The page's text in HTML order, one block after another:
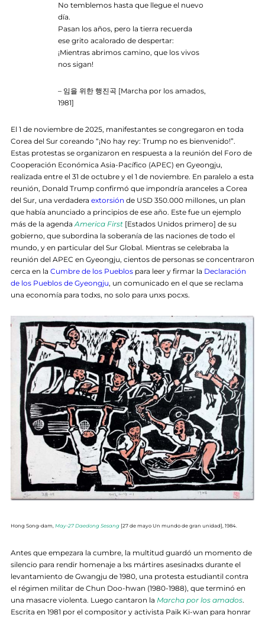
No temblemos hasta que llegue el nuevo
día.
Pasan los años, pero la tierra recuerda
ese grito acalorado de despertar:
¡Mientras abrimos camino, que los vivos
nos sigan!
– 임을 위한 행진곡 [Marcha por los amados,
1981]
El 1 de noviembre de 2025, manifestantes se congregaron en toda
Corea del Sur coreando “¡No hay rey: Trump no es bienvenido!”.
Estas protestas se organizaron en respuesta a la reunión del Foro de
Cooperación Económica Asia-Pacífico (APEC) en Gyeongju,
realizada entre el 31 de octubre y el 1 de noviembre. En paralelo a esta
reunión, Donald Trump confirmó que impondría aranceles a Corea
del Sur, una verdadera extorsión de USD 350.000 millones, un plan
que había anunciado a principios de ese año. Este fue un ejemplo
más de la agendaAmerica First [Estados Unidos primero] de su
gobierno, que subordina la soberanía de las naciones de todo el
mundo, y en particular del Sur Global. Mientras se celebraba la
reunión del APEC en Gyeongju, cientos de personas se concentraron
cerca en la Cumbre de los Pueblos para leer y firmar la Declaración
de los Pueblos de Gyeongju, un comunicado en el que se reclama
una economía para todxs, no solo para unxs pocxs.
Hong Song-dam, May-27 Daedong Sesang [27 de mayo Un mundo de gran unidad], 1984.
Antes que empezara la cumbre, la multitud guardó un momento de
silencio para rendir homenaje a lxs mártires asesinadxs durante el
levantamiento de Gwangju de 1980, una protesta estudiantil contra
el régimen militar de Chun Doo-hwan (1980-1988), que terminó en
una masacre violenta. Luego cantaron la Marcha por los amados.
Escrita en 1981 por el compositor y activista Paik Ki-wan para honrar